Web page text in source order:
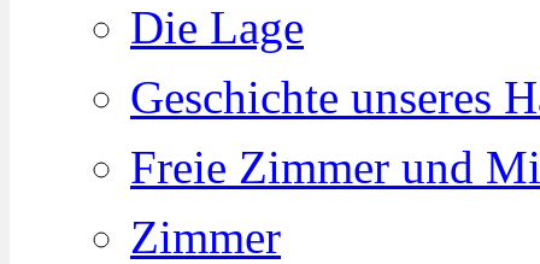
Die Lage
Geschichte unseres
Freie Zimmer und
Zimmer